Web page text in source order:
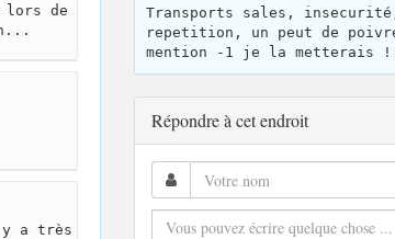
lors de
y a très
Transports sales,
repetition, un peut de
mention -1 je la metterais
Répondre à cet endroit